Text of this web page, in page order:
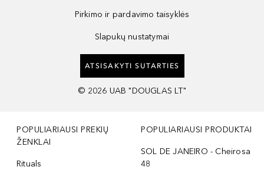
Pirkimo ir pardavimo taisyklės
Slapukų nustatymai
ATSISAKYTI SUTARTIES
© 2026 UAB "DOUGLAS LT"
POPULIARIAUSI PREKIŲ
ŽENKLAI
Rituals
POPULIARIAUSI PRODUKTAI
SOL DE JANEIRO - Cheirosa
48